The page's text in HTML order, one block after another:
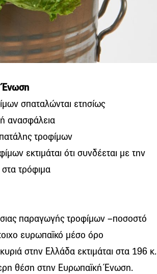
Ένωση
σπαταλώνται ετησίως
ανασφάλεια
τροφίμων
εκτιμάται ότι συνδέεται με την
τρόφιμα
παραγωγής τροφίμων –ποσοστό
ευρωπαϊκό μέσο όρο
στην Ελλάδα εκτιμάται στα 196 κ.
θέση στην Ευρωπαϊκή Ένωση.